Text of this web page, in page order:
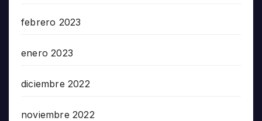
febrero 2023
enero 2023
diciembre 2022
noviembre 2022